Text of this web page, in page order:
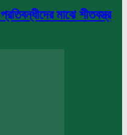
মাঝে শীতবস্ত্র